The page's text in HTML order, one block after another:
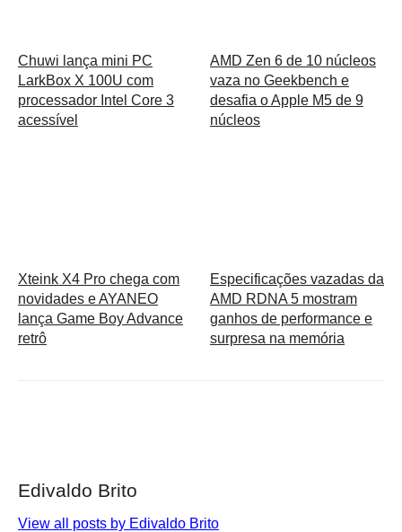
Chuwi lança mini PC
LarkBox X 100U com
processador Intel Core 3
acessível
AMD Zen 6 de 10 núcleos
vaza no Geekbench e
desafia o Apple M5 de 9
núcleos
Xteink X4 Pro chega com
novidades e AYANEO
lança Game Boy Advance
retrô
Especificações vazadas da
AMD RDNA 5 mostram
ganhos de performance e
surpresa na memória
Edivaldo Brito
View all posts by Edivaldo Brito